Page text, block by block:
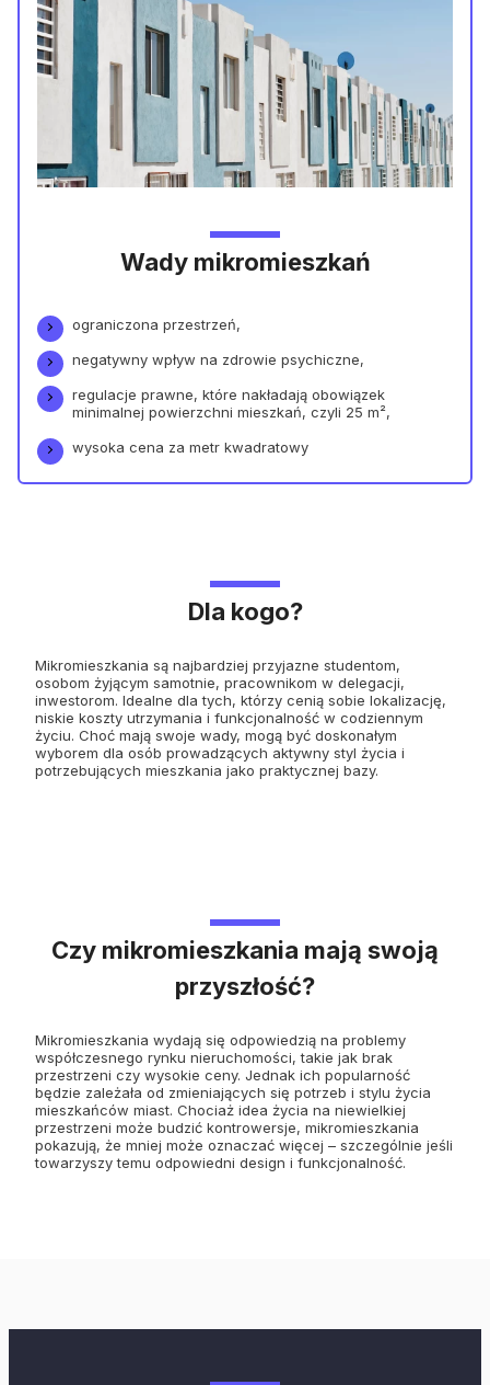
Wady mikromieszkań
ograniczona przestrzeń,
negatywny wpływ na zdrowie psychiczne,
regulacje prawne, które nakładają obowiązek
minimalnej powierzchni mieszkań, czyli 25 m²,
wysoka cena za metr kwadratowy
Dla kogo?
Mikromieszkania są najbardziej przyjazne studentom,
osobom żyjącym samotnie, pracownikom w delegacji,
inwestorom. Idealne dla tych, którzy cenią sobie lokalizację,
niskie koszty utrzymania i funkcjonalność w codziennym
życiu. Choć mają swoje wady, mogą być doskonałym
wyborem dla osób prowadzących aktywny styl życia i
potrzebujących mieszkania jako praktycznej bazy.
Czy mikromieszkania mają swoją
przyszłość?
Mikromieszkania wydają się odpowiedzią na problemy
współczesnego rynku nieruchomości, takie jak brak
przestrzeni czy wysokie ceny. Jednak ich popularność
będzie zależała od zmieniających się potrzeb i stylu życia
mieszkańców miast. Chociaż idea życia na niewielkiej
przestrzeni może budzić kontrowersje, mikromieszkania
pokazują, że mniej może oznaczać więcej – szczególnie jeśli
towarzyszy temu odpowiedni design i funkcjonalność.